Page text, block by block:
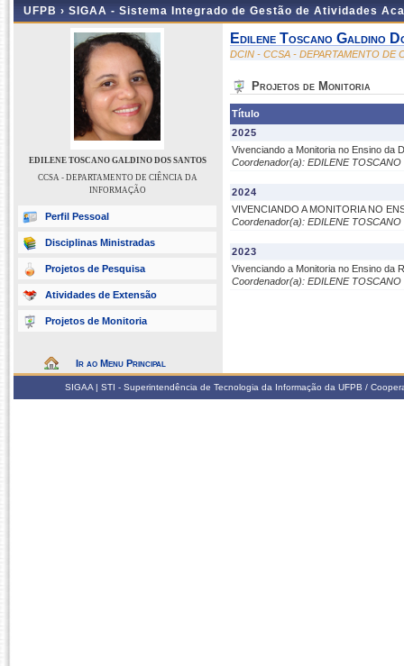
UFPB › SIGAA - Sistema Integrado de Gestão de Atividades
EDILENE TOSCANO GALDINO DOS SANTOS
CCSA - DEPARTAMENTO DE CIÊNCIA DA
INFORMAÇÃO
Perfil Pessoal
Disciplinas Ministradas
Projetos de Pesquisa
Atividades de Extensão
Projetos de Monitoria
Ir ao Menu Principal
Edilene Toscano Galdino
DCIN - CCSA - DEPARTAMENTO DE
Projetos de Monitoria
Título
2025
Vivenciando a Monitoria no Ensino da
Coordenador(a): EDILENE
2024
VIVENCIANDO A MONITORIA NO
Coordenador(a): EDILENE
2023
Vivenciando a Monitoria no Ensino da
Coordenador(a): EDILENE
SIGAA | STI - Superintendência de Tecnologia da Informação da UFPB /